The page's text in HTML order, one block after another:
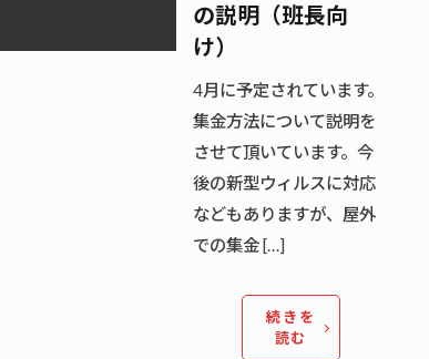
の説明（班長向
け）
4月に予定されています。
集金方法について説明を
させて頂いています。今
後の新型ウィルスに対応
などもありますが、屋外
での集金 […]
続きを
読む